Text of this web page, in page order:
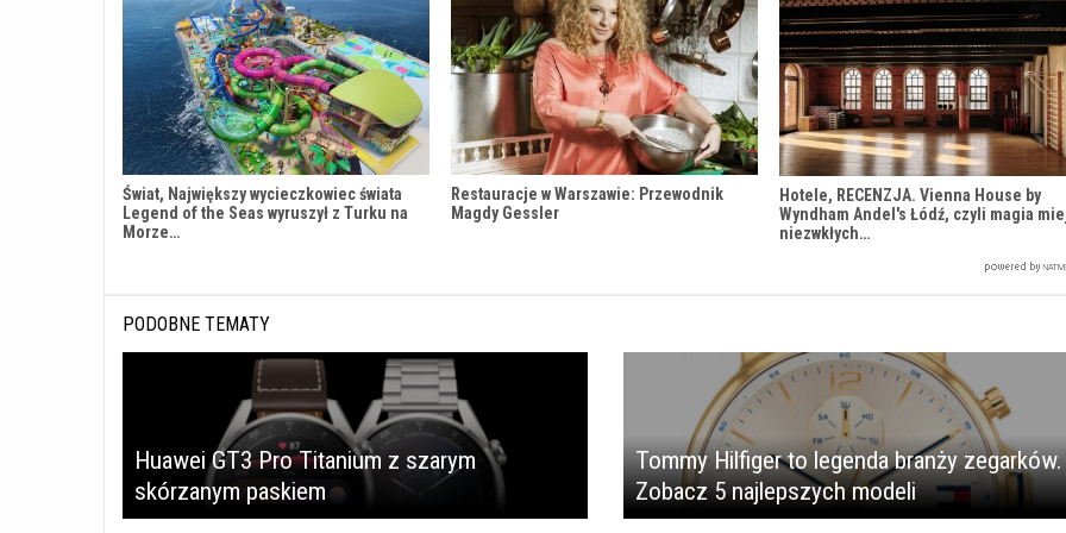
Świat, Największy wycieczkowiec świata
Legend of the Seas wyruszył z Turku na
Morze…
Restauracje w Warszawie: Przewodnik
Magdy Gessler
Hotele, RECENZJA. Vienna House by
Wyndham Andel's Łódź, czyli magia
niezwkłych…
PODOBNE TEMATY
Huawei GT3 Pro Titanium z szarym
skórzanym paskiem
Tommy Hilfiger to legenda branży zegarków.
Zobacz 5 najlepszych modeli